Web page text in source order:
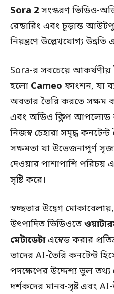
Sora 2 সংস্করণ ভিডিও-
রেন্ডারিং এবং চূড়ান্ত
নিয়ন্ত্রণে উল্লেখযোগ্য উন্নতি
Sora-র সবচেয়ে আকর্ষণীয়
হলো Cameo ফাংশন, যা
অবতার তৈরি করতে সক্ষম
এবং অডিও ক্লিপ আপলোড
নিজস্ব চেহারা সমৃদ্ধ
সক্ষমতা যা উত্তেজনাপূর্ণ
দেওয়ার পাশাপাশি পরিচয়
সৃষ্টি করে।
স্বচ্ছতার উদ্বেগ
উৎপাদিত ভিডিওতে
মেটাডেটাএম্বেড করার
তাদের AI-তৈরি কনটেন্ট
পদক্ষেপের উদ্দেশ্য ভুল
দর্শকদের মানব-সৃষ্ট এবং